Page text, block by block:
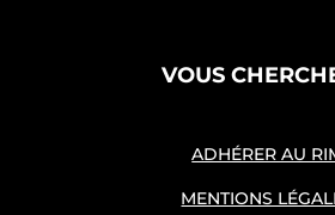
VOUS
ADHÉRER AU
MENTIONS